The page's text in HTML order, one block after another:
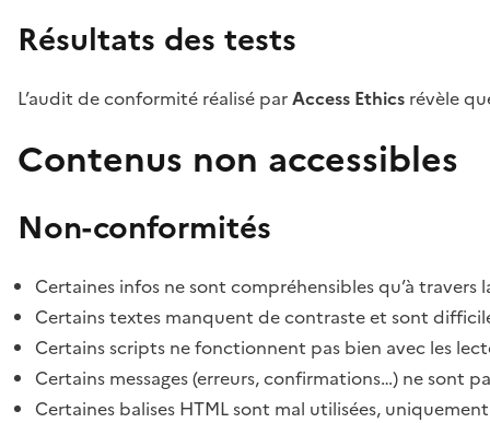
Résultats des tests
L’audit de conformité réalisé parAccess Ethics révèle
Contenus non accessibles
Non-conformités
Certaines infos ne sont compréhensibles qu’à travers
Certains textes manquent de contraste et sont
Certains scripts ne fonctionnent pas bien avec les
Certains messages (erreurs, confirmations…) ne sont
Certaines balises HTML sont mal utilisées,